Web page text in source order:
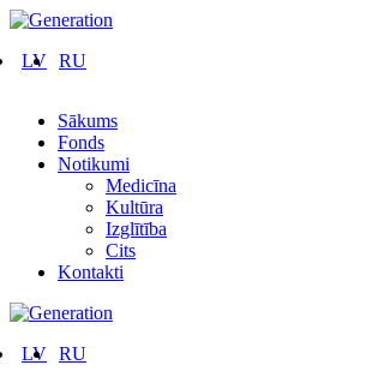
LV RU
Sākums
Fonds
Notikumi
Medicīna
Kultūra
Izglītība
Cits
Kontakti
LV RU